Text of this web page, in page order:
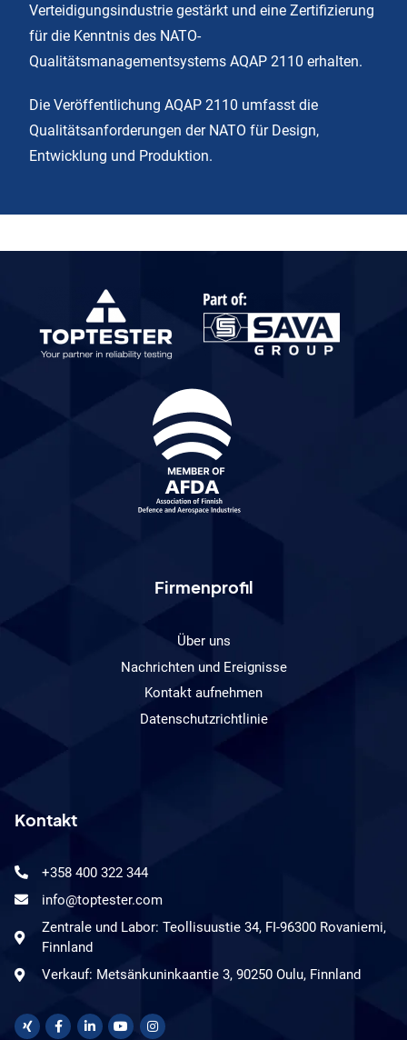
Verteidigungsindustrie gestärkt und eine Zertifizierung
für die Kenntnis des NATO-
Qualitätsmanagementsystems AQAP 2110 erhalten.
Die Veröffentlichung AQAP 2110 umfasst die
Qualitätsanforderungen der NATO für Design,
Entwicklung und Produktion.
Firmenprofil
Über uns
Nachrichten und Ereignisse
Kontakt aufnehmen
Datenschutzrichtlinie
Kontakt
+358 400 322 344
info@toptester.com
Zentrale und Labor: Teollisuustie 34, FI-96300 Rovaniemi,
Finnland
Verkauf: Metsänkuninkaantie 3, 90250 Oulu, Finnland